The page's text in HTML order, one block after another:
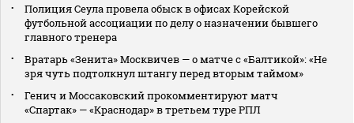
Полиция Сеула провела обыск в офисах Корейской
футбольной ассоциации по делу о назначении бывшего
главного тренера
Вратарь «Зенита» Москвичев — о матче с «Балтикой»: «Не
зря чуть подтолкнул штангу перед вторым таймом»
Генич и Моссаковский прокомментируют матч
«Спартак» — «Краснодар» в третьем туре РПЛ